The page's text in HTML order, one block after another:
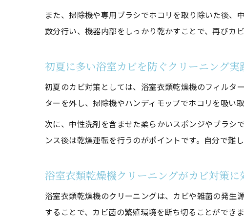
浴室衣類乾
浴室衣
浴室衣
カビや
浴室衣
失敗しない
浴室衣
浴室衣
梅雨前
継続し
また、掃除機や専用ブラシでホコリを取り除いた後、
数分行い、機器内部をしっかり乾かすことで、再びカ
初夏に多い浴室カビを防ぐクリーニング実
初夏のカビ対策としては、浴室衣類乾燥機のフィルタ
ターを外し、掃除機やハンディモップでホコリを吸い取
次に、中性洗剤を含ませた柔らかいスポンジやブラシ
ンス後は乾燥運転を行うのがポイントです。自分で難
浴室衣類乾燥機クリーニングがカビ対策に
浴室衣類乾燥機のクリーニングは、カビや雑菌の発生
することで、カビ菌の繁殖環境を断ち切ることができま